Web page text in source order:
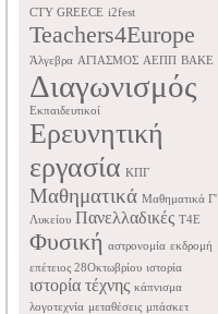
CTY GREECE i2fest
Teachers4Europe
Άλγεβρα ΑΓΙΑΣΜΟΣ ΑΕΠΠ ΒΑΚΕ
Διαγωνισμός
Εκπαιδευτικοί
Ερευνητική
εργασία ΚΠΓ
Μαθηματικά Μαθηματικά Γ'
Λυκείου Πανελλαδικές Τ4Ε
Φυσική αστρονομία εκδρομή
επέτειος 28Οκτωβρίου ιστορία
ιστορία τέχνης κάπνισμα
λογοτεχνία μεταθέσεις μπάσκετ